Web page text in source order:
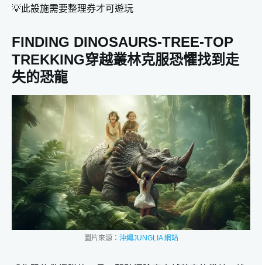
💡此設施需要整理券才可遊玩
FINDING DINOSAURS-TREE-TOP
TREKKING穿越叢林克服恐懼找到走
失的恐龍
圖片來源： 沖繩JUNGLIA 網站